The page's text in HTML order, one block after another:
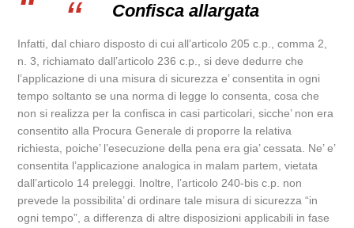
Confisca allargata
Infatti, dal chiaro disposto di cui all’articolo 205 c.p., comma 2,
n. 3, richiamato dall’articolo 236 c.p., si deve dedurre che
l’applicazione di una misura di sicurezza e’ consentita in ogni
tempo soltanto se una norma di legge lo consenta, cosa che
non si realizza per la confisca in casi particolari, sicche’ non era
consentito alla Procura Generale di proporre la relativa
richiesta, poiche’ l’esecuzione della pena era gia’ cessata. Ne’ e’
consentita l’applicazione analogica in malam partem, vietata
dall’articolo 14 preleggi. Inoltre, l’articolo 240-bis c.p. non
prevede la possibilita’ di ordinare tale misura di sicurezza “in
ogni tempo”, a differenza di altre disposizioni applicabili in fase